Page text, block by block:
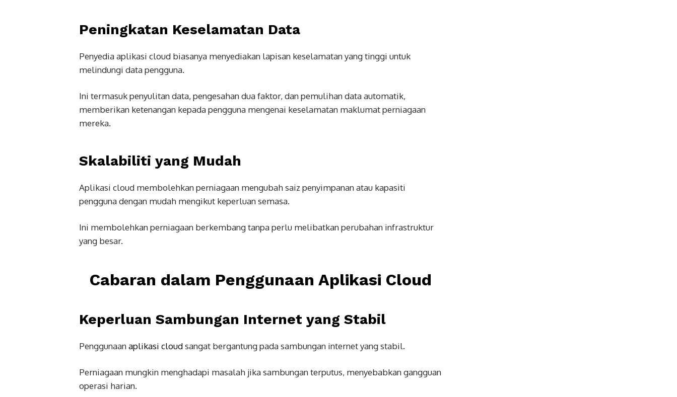
Peningkatan Keselamatan Data
Penyedia aplikasi cloud biasanya menyediakan lapisan keselamatan yang tinggi untuk
melindungi data pengguna.
Ini termasuk penyulitan data, pengesahan dua faktor, dan pemulihan data automatik,
memberikan ketenangan kepada pengguna mengenai keselamatan maklumat perniagaan
mereka.
Skalabiliti yang Mudah
Aplikasi cloud membolehkan perniagaan mengubah saiz penyimpanan atau kapasiti
pengguna dengan mudah mengikut keperluan semasa.
Ini membolehkan perniagaan berkembang tanpa perlu melibatkan perubahan infrastruktur
yang besar.
Cabaran dalam Penggunaan Aplikasi Cloud
Keperluan Sambungan Internet yang Stabil
Penggunaanaplikasi cloudsangat bergantung pada sambungan internet yang stabil.
Perniagaan mungkin menghadapi masalah jika sambungan terputus, menyebabkan gangguan
operasi harian.